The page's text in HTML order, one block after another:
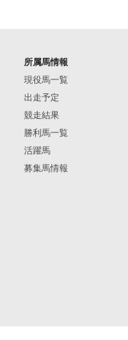
所属馬情報
現役馬一覧
出走予定
競走結果
勝利馬一覧
活躍馬
募集馬情報